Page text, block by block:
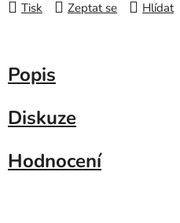
Tisk Zeptat se Hlídat
Popis
Diskuze
Hodnocení